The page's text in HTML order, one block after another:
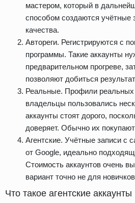
мастером, который в
способом создаются учётные
качества.
Автореги. Регистрируются с
программы. Такие аккаунты
предварительном прогреве,
позволяют добиться
Реальные. Профили
владельцы пользовались
аккаунты стоят дорого,
доверяет. Обычно их
Агентские. Учётные записи с
от Google, идеально
Стоимость аккаунтов очень
вариант точно не для
Что такое агентские аккаунты